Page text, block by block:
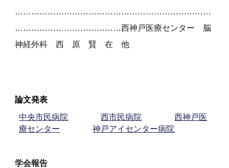
………………………………………………………………
…………………………………西神戸医療センター 脳
神経外科 西 原 賢 在 他
論文発表
中央市民病院
西市民病院
西神戸医
療センター
神戸アイセンター病院
学会報告